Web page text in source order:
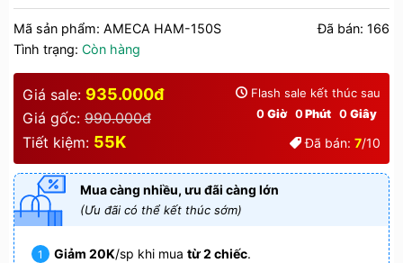
Mã sản phẩm: AMECA HAM-150S Đã bán: 166
Tình trạng: Còn hàng
Giá sale: 935.000đ
Giá gốc: 990.000đ
Tiết kiệm: 55K
Flash sale kết thúc sau
0 Giờ 0Phút 0 Giây
Đã bán: 7/10
Mua càng nhiều, ưu đãi càng lớn
(Ưu đãi có thể kết thúc sớm)
Giảm 20K/sp khi mua từ 2 chiếc.